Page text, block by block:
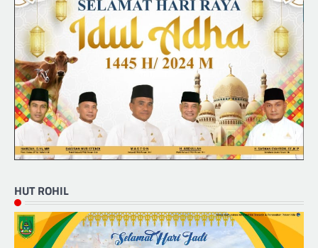
HUT ROHIL